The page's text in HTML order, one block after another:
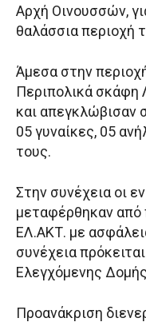
Αρχή Οινουσσών,
θαλάσσια περιοχή
Άμεσα στην
Περιπολικά σκάφη
και απεγκλώβισαν
05 γυναίκες, 05
τους.
Στην συνέχεια οι
μεταφέρθηκαν από
ΕΛ.ΑΚΤ. με
συνέχεια
Ελεγχόμενης
Προανάκριση